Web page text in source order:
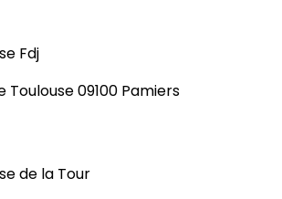
Fdj
Toulouse 09100 Pamiers
de la Tour